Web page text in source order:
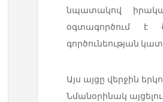
նպատակով
օգտագործում է
գործունեության
Այս այցը վերջին
Նմանօրինակ